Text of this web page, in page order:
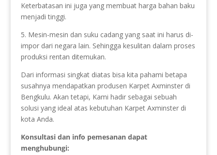
Keterbatasan ini juga yang membuat harga bahan baku
menjadi tinggi.
5. Mesin-mesin dan suku cadang yang saat ini harus di-
impor dari negara lain. Sehingga kesulitan dalam proses
produksi rentan ditemukan.
Dari informasi singkat diatas bisa kita pahami betapa
susahnya mendapatkan produsen Karpet Axminster di
Bengkulu. Akan tetapi, Kami hadir sebagai sebuah
solusi yang ideal atas kebutuhan Karpet Axminster di
kota Anda.
Konsultasi dan info pemesanan dapat
menghubungi: